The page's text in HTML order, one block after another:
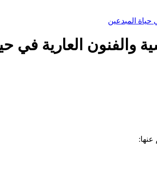
حياة المبدعين
والفنون العارية في